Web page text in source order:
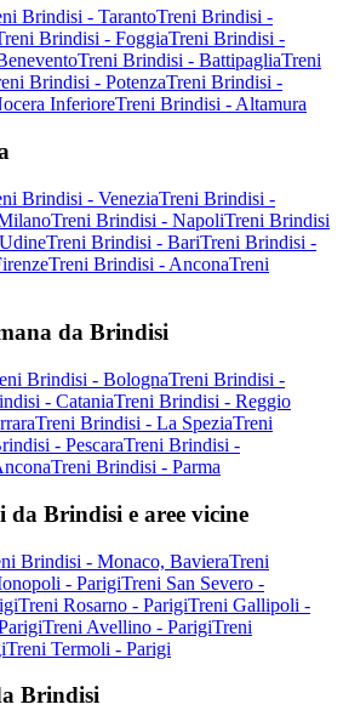
Brindisi - TarantoTreni Brindisi -
Brindisi - FoggiaTreni Brindisi -
Treni Brindisi - BattipagliaTreni
Brindisi - PotenzaTreni Brindisi -
InferioreTreni Brindisi - Altamura
Brindisi - VeneziaTreni Brindisi -
Treni Brindisi - NapoliTreni Brindisi
Treni Brindisi - BariTreni Brindisi -
Treni Brindisi - AnconaTreni
da Brindisi
Brindisi - BolognaTreni Brindisi -
- CataniaTreni Brindisi - Reggio
Treni Brindisi - La SpeziaTreni
- PescaraTreni Brindisi -
Treni Brindisi - Parma
da Brindisi e aree vicine
Brindisi - Monaco, BavieraTreni
- ParigiTreni San Severo -
Treni Rosarno - ParigiTreni Gallipoli -
Treni Avellino - ParigiTreni
Treni Termoli - Parigi
Brindisi